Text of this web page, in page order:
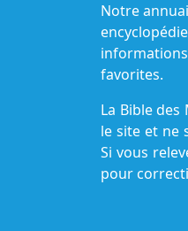
Notre
favorites.
La Bible
le site et ne
Si vous
pour